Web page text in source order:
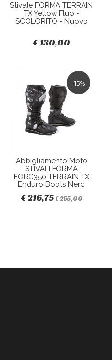
Stivale FORMA TERRAIN
TX Yellow Fluo -
SCOLORITO - Nuovo
€ 130,00
-15%
Abbigliamento Moto
STIVALI FORMA
FORC350 TERRAIN TX
Enduro Boots Nero
€ 216,75€ 255,00